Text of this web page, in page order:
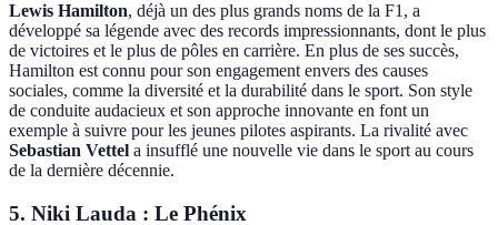
Lewis Hamilton, déjà un des plus grands noms de la F1, a
développé sa légende avec des records impressionnants, dont le plus
de victoires et le plus de pôles en carrière. En plus de ses succès,
Hamilton est connu pour son engagement envers des causes
sociales, comme la diversité et la durabilité dans le sport. Son style
de conduite audacieux et son approche innovante en font un
exemple à suivre pour les jeunes pilotes aspirants. La rivalité avec
Sebastian Vettel a insufflé une nouvelle vie dans le sport au cours
de la dernière décennie.
5. Niki Lauda : Le Phénix